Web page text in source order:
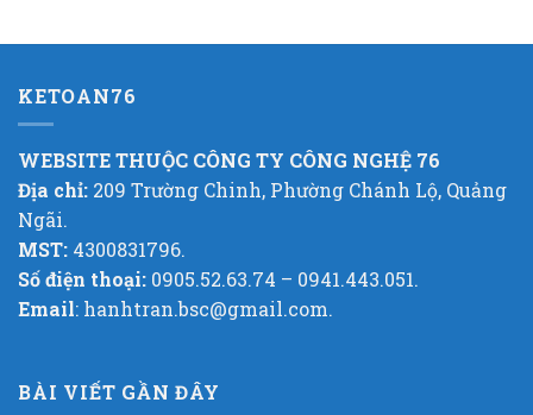
KETOAN76
WEBSITE THUỘC CÔNG TY CÔNG NGHỆ 76
Địa chỉ: 209 Trường Chinh, Phường Chánh Lộ, Quảng
Ngãi.
MST: 4300831796.
Số điện thoại: 0905.52.63.74 – 0941.443.051.
Email: hanhtran.bsc@gmail.com.
BÀI VIẾT GẦN ĐÂY